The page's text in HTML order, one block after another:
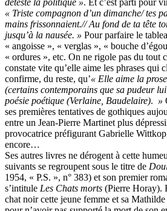
déteste la politique ». Et c’est parti pour
« Triste compagnon d’un dimanche/ tes
mains frissonnaient.// Au fond de ta tête
jusqu’à la nausée. » Pour parfaire le
« angoisse », « verglas », « bouche
« ordures », etc. On ne rigole pas du tout
constate vite qu’elle aime les phrases qui
confirme, du reste, qu’« Elle aime la
(certains contemporains que sa pudeur
poésie poétique (Verlaine, Baudelaire). »
ses premières tentatives de gothiques
entre un Jean-Pierre Martinet plus
provocatrice préfigurant Gabrielle
encore…
Ses autres livres ne dérogent à cette
suivants se regroupent sous le titre de
1954, « P.S. », n° 383) et son premier
s’intitule Les Chats morts (Pierre Horay).
chat noir cette jeune femme et sa